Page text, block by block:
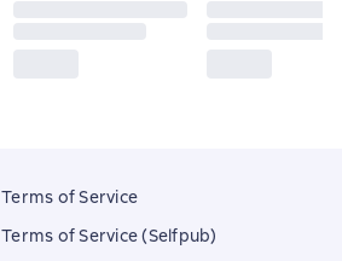
Terms of Service
Terms of Service (Selfpub)